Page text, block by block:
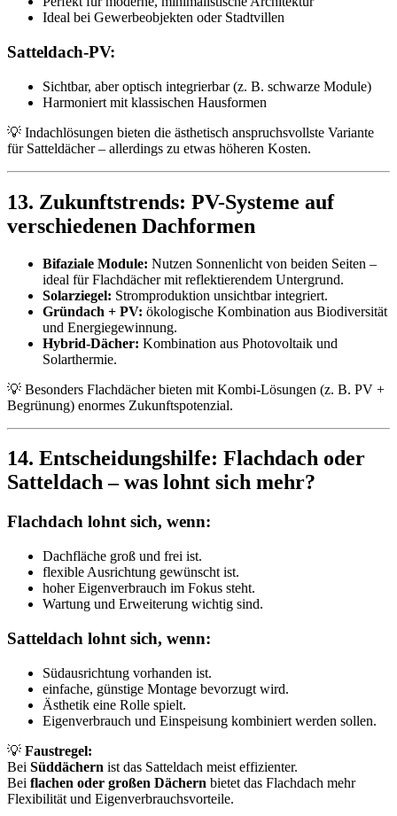
Ideal bei Gewerbeobjekten oder Stadtvillen
Satteldach-PV:
Sichtbar, aber optisch integrierbar (z. B. schwarze Module)
Harmoniert mit klassischen Hausformen
💡 Indachlösungen bieten die ästhetisch anspruchsvollste Variante
für Satteldächer – allerdings zu etwas höheren Kosten.
13. Zukunftstrends: PV-Systeme auf
verschiedenen Dachformen
Bifaziale Module: Nutzen Sonnenlicht von beiden Seiten –
ideal für Flachdächer mit reflektierendem Untergrund.
Solarziegel: Stromproduktion unsichtbar integriert.
Gründach + PV: ökologische Kombination aus Biodiversität
und Energiegewinnung.
Hybrid-Dächer: Kombination aus Photovoltaik und
Solarthermie.
💡 Besonders Flachdächer bieten mit Kombi-Lösungen (z. B. PV +
Begrünung) enormes Zukunftspotenzial.
14. Entscheidungshilfe: Flachdach oder
Satteldach – was lohnt sich mehr?
Flachdach lohnt sich, wenn:
Dachfläche groß und frei ist.
flexible Ausrichtung gewünscht ist.
hoher Eigenverbrauch im Fokus steht.
Wartung und Erweiterung wichtig sind.
Satteldach lohnt sich, wenn:
Südausrichtung vorhanden ist.
einfache, günstige Montage bevorzugt wird.
Ästhetik eine Rolle spielt.
Eigenverbrauch und Einspeisung kombiniert werden sollen.
💡 Faustregel:
Bei Süddächern ist das Satteldach meist effizienter.
Bei flachen oder großen Dächern bietet das Flachdach mehr
Flexibilität und Eigenverbrauchsvorteile.